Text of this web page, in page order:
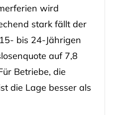
wird
stark fällt der
bis 24-Jährigen
auf 7,8
Betriebe, die
die Lage besser als